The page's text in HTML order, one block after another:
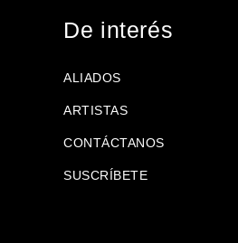
De interés
ALIADOS
ARTISTAS
CONTÁCTANOS
SUSCRÍBETE